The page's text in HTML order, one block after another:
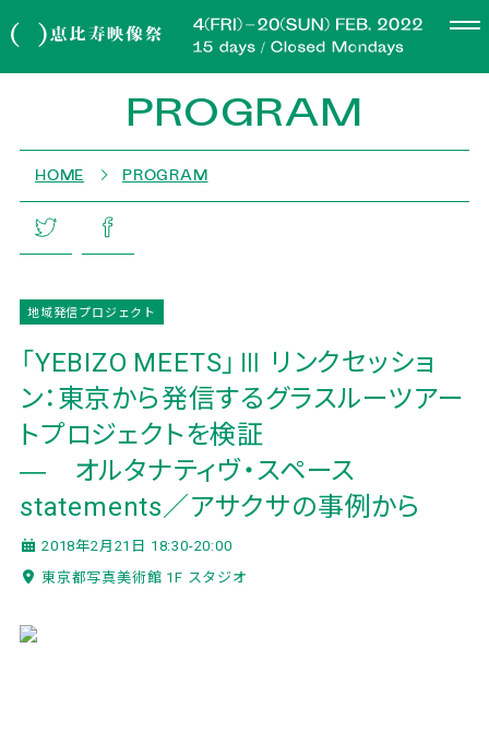
PROGRAM
HOME PROGRAM
地域発信プロジェクト
「YEBIZO MEETS」Ⅲ リンクセッショ
ン：東京から発信するグラスルーツアー
トプロジェクトを検証
― オルタナティヴ・スペース
statements／アサクサの事例から
2018年2月21日 18:30-20:00
東京都写真美術館 1F スタジオ